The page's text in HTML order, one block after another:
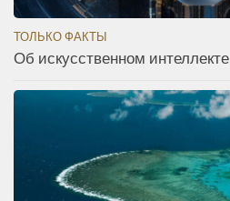
ТОЛЬКО ФАКТЫ
Об искусственном интеллекте